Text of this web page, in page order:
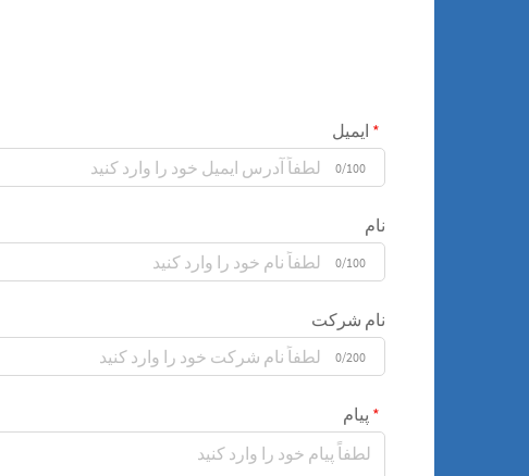
ایمیل
0/100
نام
0/100
نام شرکت
0/200
پیام